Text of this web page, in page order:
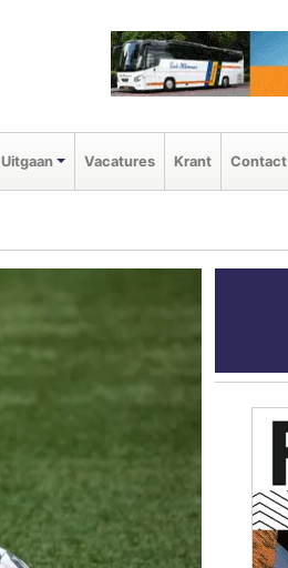
Uitgaan Vacatures Krant Contact